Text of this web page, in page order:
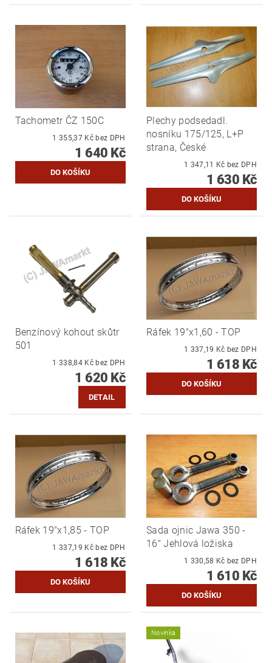
Tachometr ČZ 150C
1 355,37 Kč bez DPH
1 640 Kč
Plechy podsedadl.
nosníku 175/125, L+P
strana, České
1 347,11 Kč bez DPH
1 630 Kč
Benzínový kohout skůtr
501
1 338,84 Kč bez DPH
1 620 Kč
DETAIL
Ráfek 19"x1,60 - TOP
1 337,19 Kč bez DPH
1 618 Kč
Ráfek 19"x1,85 - TOP
1 337,19 Kč bez DPH
1 618 Kč
Sada ojnic Jawa 350 -
16" Jehlová ložiska
1 330,58 Kč bez DPH
1 610 Kč
Novinka